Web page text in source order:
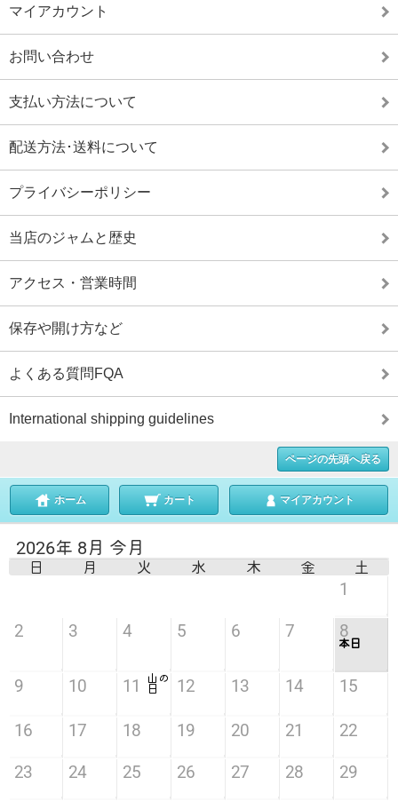
マイアカウント
お問い合わせ
支払い方法について
配送方法･送料について
プライバシーポリシー
当店のジャムと歴史
アクセス・営業時間
保存や開け方など
よくある質問FQA
International shipping guidelines
ページの先頭へ戻る
ホーム カート マイアカウント